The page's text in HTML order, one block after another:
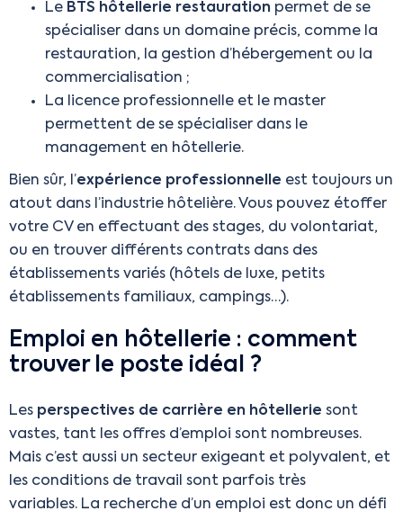
Le BTS hôtellerie restauration permet de se
spécialiser dans un domaine précis, comme la
restauration, la gestion d’hébergement ou la
commercialisation ;
La licence professionnelle et le master
permettent de se spécialiser dans le
management en hôtellerie.
Bien sûr, l’expérience professionnelle est toujours un
atout dans l’industrie hôtelière. Vous pouvez étoffer
votre CV en effectuant des stages, du volontariat,
ou en trouver différents contrats dans des
établissements variés (hôtels de luxe, petits
établissements familiaux, campings…).
Emploi en hôtellerie : comment
trouver le poste idéal ?
Les perspectives de carrière en hôtellerie sont
vastes, tant les offres d’emploi sont nombreuses.
Mais c’est aussi un secteur exigeant et polyvalent, et
les conditions de travail sont parfois très
variables. La recherche d’un emploi est donc un défi